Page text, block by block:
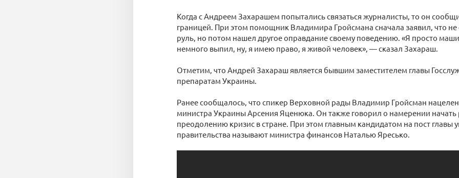
Когда с Андреем Захарашем попытались связаться журналисты, то он
границей. При этом помощник Владимира Гройсмана сначала заявил, что не
руль, но потом нашел другое оправдание своему поведению. «Я просто
немного выпил, ну, я имею право, я живой человек», — сказал Захараш.
Отметим, что Андрей Захараш является бывшим заместителем главы
препаратам Украины.
Ранее сообщалось, что спикер Верховной рады Владимир Гройсман
министра Украины Арсения Яценюка. Он также говорил о намерении начать
преодолению кризис в стране. При этом главным кандидатом на пост главы
правительства называют министра финансов Наталью Яресько.